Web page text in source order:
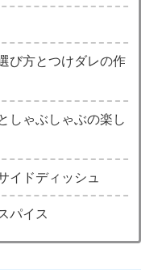
び方とつけダレの作
しゃぶしゃぶの楽し
イドディッシュ
パイス